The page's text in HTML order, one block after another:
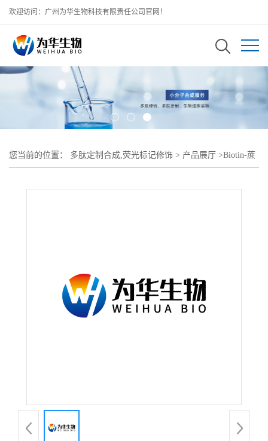
欢迎访问：广州为华生物科技有限责任公司官网！
您当前的位置： 多肽定制合成,荧光标记修饰 > 产品展厅 >Biotin-蔗